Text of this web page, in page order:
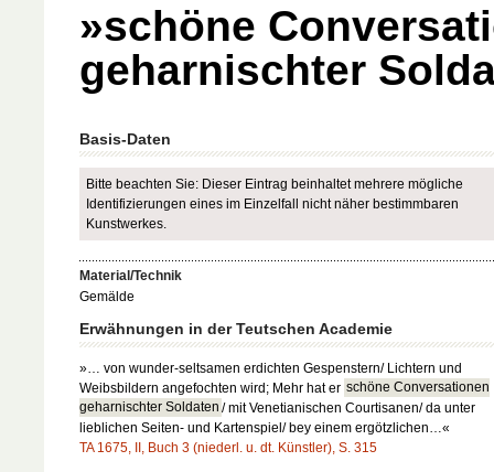
»schöne
geharnischter
Basis-Daten
Bitte beachten Sie: Dieser Eintrag beinhaltet mehrere mögliche
Identifizierungen eines im Einzelfall nicht näher bestimmbaren
Kunstwerkes.
Material/Technik
Gemälde
Erwähnungen in der Teutschen Academie
»… von wunder-seltsamen erdichten Gespenstern/ Lichtern und
Weibsbildern angefochten wird; Mehr hat er schöne Conversationen
geharnischter Soldaten / mit Venetianischen Courtisanen/ da unter
lieblichen Seiten- und Kartenspiel/ bey einem ergötzlichen…«
TA 1675, II, Buch 3 (niederl. u. dt. Künstler), S. 315